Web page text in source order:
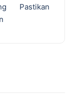
Pastikan